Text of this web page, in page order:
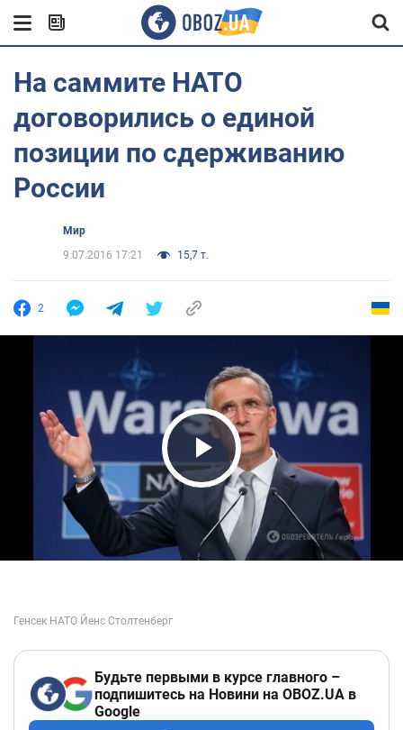
На саммите НАТО
договорились о единой
позиции по сдерживанию
России
Мир
9.07.2016 17:21
15,7 т.
2
Play Video
Будьте первыми в курсе главного –
подпишитесь на Новини на OBOZ.UA в
Google